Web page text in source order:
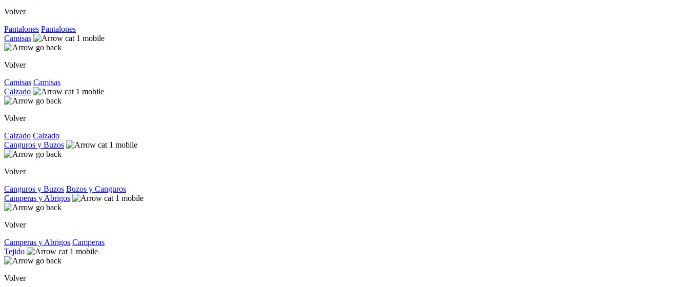
Volver
Pantalones Pantalones
Camisas
Volver
Camisas Camisas
Calzado
Volver
Calzado Calzado
Canguros y Buzos
Volver
Canguros y Buzos Buzos y Canguros
Camperas y Abrigos
Volver
Camperas y Abrigos Camperas
Tejido
Volver